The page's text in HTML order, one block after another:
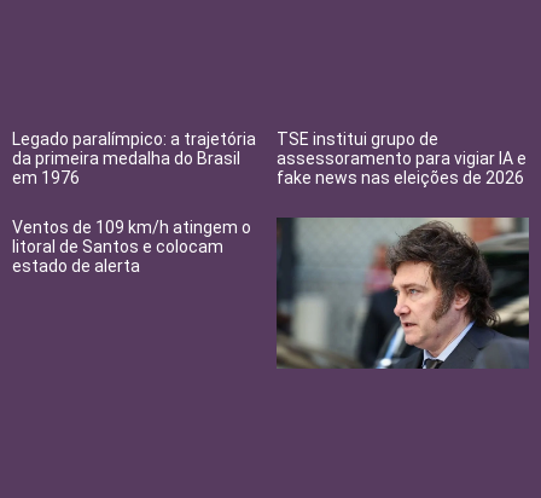
Legado paralímpico: a trajetória
da primeira medalha do Brasil
em 1976
TSE institui grupo de
assessoramento para vigiar IA e
fake news nas eleições de 2026
Ventos de 109 km/h atingem o
litoral de Santos e colocam
estado de alerta